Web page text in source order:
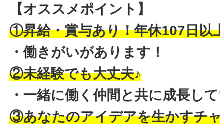
【オススメポイント】
①昇給・賞与あり！年休107日以
・働きがいがあります！
②未経験でも大丈夫♪
・一緒に働く仲間と共に成長し
③あなたのアイデアを生かすチ